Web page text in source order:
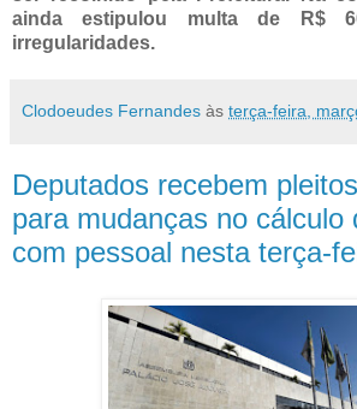
ainda estipulou multa de R$
irregularidades.
Clodoeudes Fernandes às terça-feira,
Deputados recebem
para mudanças no cálculo
com pessoal nesta terça-